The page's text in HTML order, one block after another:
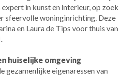
expert in kunst en interieur,op zoek
sfeervollewoninginrichting. Deze
en Laurade Tips voor thuis van
.
huiselijke omgeving
gezamenlijkeeigenaressen van